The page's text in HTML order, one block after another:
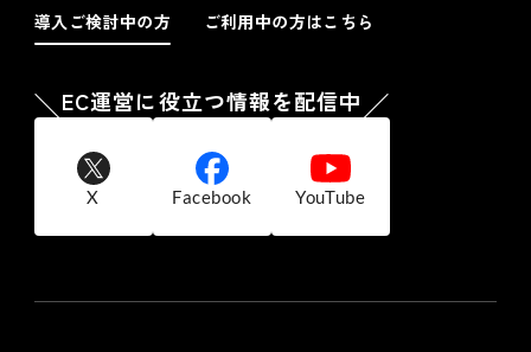
導入ご検討中の方 ご利用中の方はこちら
EC運営に役立つ情報を配信中
X Facebook YouTube